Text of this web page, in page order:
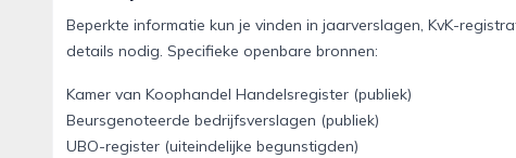
Beperkte informatie kun je vinden in jaarverslagen, KvK-
details nodig. Specifieke openbare bronnen:
Kamer van Koophandel Handelsregister (publiek)
Beursgenoteerde bedrijfsverslagen (publiek)
UBO-register (uiteindelijke begunstigden)